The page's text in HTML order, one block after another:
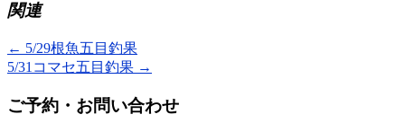
関連
← 5/29根魚五目釣果
5/31コマセ五目釣果 →
ご予約・お問い合わせ